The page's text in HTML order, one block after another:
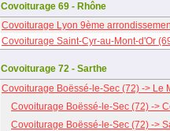
Covoiturage 69 - Rhône
Covoiturage Lyon 9ème
Covoiturage Saint-Cyr-au-Mont-d'Or
Covoiturage 72 - Sarthe
Covoiturage Boëssé-le-Sec (72) -> Le
Covoiturage Boëssé-le-Sec (72) ->
Covoiturage Boëssé-le-Sec (72) ->